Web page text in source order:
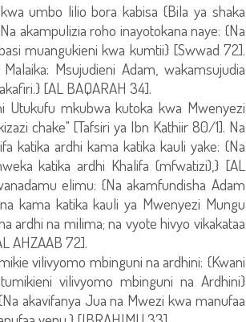
umbo lilio bora kabisa {Bila ya shaka
akampulizia roho inayotokana naye: {Na
muangukieni kwa kumtii} [Swwad 72].
Msujudieni Adam, wakamsujudia
[AL BAQARAH 34].
Utukufu mkubwa kutoka kwa Mwenyezi
chake" [Tafsiri ya Ibn Kathiir 80/1]. Na
katika ardhi kama katika kauli yake: {Na
katika ardhi Khalifa (mfwatizi),} [AL
elimu: {Na akamfundisha Adam
kama katika kauli ya Mwenyezi Mungu
ardhi na milima; na vyote hivyo vikakataa
AHZAAB 72].
vilivyomo mbinguni na ardhini: {Kwani
vilivyomo mbinguni na Ardhini}
akavifanya Jua na Mwezi kwa manufaa